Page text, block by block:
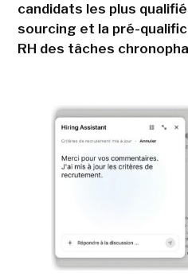
candidats les plus
sourcing et la pré-
RH des tâches